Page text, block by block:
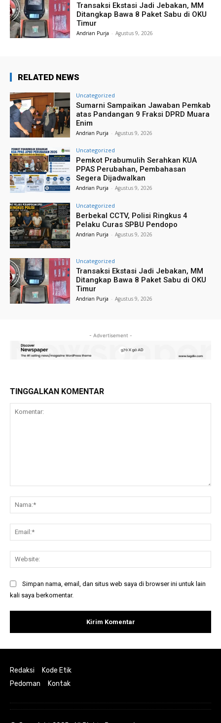
Transaksi Ekstasi Jadi Jebakan, MM
Ditangkap Bawa 8 Paket Sabu di OKU
Timur
Andrian Purja - Agustus 9, 2026
RELATED NEWS
Uncategorized
Sumarni Sampaikan Jawaban Pemkab
atas Pandangan 9 Fraksi DPRD Muara
Enim
Andrian Purja - Agustus 9, 2026
Uncategorized
Pemkot Prabumulih Serahkan KUA
PPAS Perubahan, Pembahasan
Segera Dijadwalkan
Andrian Purja - Agustus 9, 2026
Uncategorized
Berbekal CCTV, Polisi Ringkus 4
Pelaku Curas SPBU Pendopo
Andrian Purja - Agustus 9, 2026
Uncategorized
Transaksi Ekstasi Jadi Jebakan, MM
Ditangkap Bawa 8 Paket Sabu di OKU
Timur
Andrian Purja - Agustus 9, 2026
- Advertisement -
TINGGALKAN KOMENTAR
Simpan nama, email, dan situs web saya di browser ini untuk lain
kali saya berkomentar.
Redaksi
Kode Etik
Pedoman
Kontak